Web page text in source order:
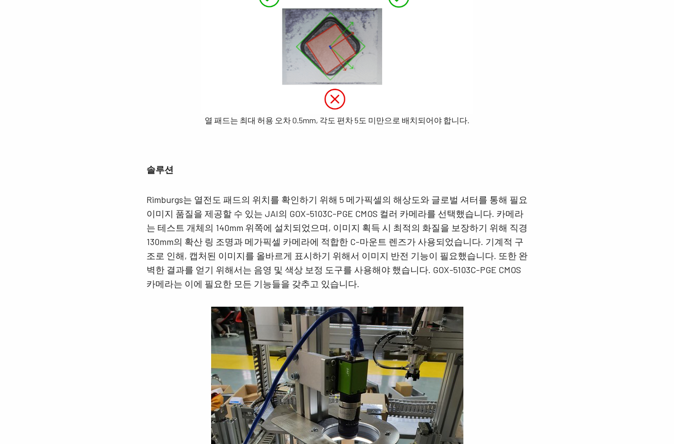
열 패드는 최대 허용 오차 0.5mm, 각도 편차 5도 미만으로 배치되어야 합니다.
솔루션
Rimburgs는 열전도 패드의 위치를 ​​확인하기 위해 5 메가픽셀의 해상도와 글로벌 셔터를 통해 필요
이미지 품질을 제공할 수 있는 JAI의 GOX-5103C-PGE CMOS 컬러 카메라를 선택했습니다. 카메라
는 테스트 개체의 140mm 위쪽에 설치되었으며, 이미지 획득 시 최적의 화질을 보장하기 위해 직경
130mm의 확산 링 조명과 메가픽셀 카메라에 적합한 C-마운트 렌즈가 사용되었습니다. 기계적 구
조로 인해, 캡처된 이미지를 올바르게 표시하기 위해서 이미지 반전 기능이 필요했습니다. 또한 완
벽한 결과를 얻기 위해서는 음영 및 색상 보정 도구를 사용해야 했습니다. GOX-5103C-PGE CMOS
카메라는 이에 필요한 모든 기능들을 갖추고 있습니다.